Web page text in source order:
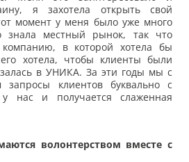
я захотела открыть свой
момент у меня было уже много
знала местный рынок, так что
компанию, в которой хотела бы
хотела, чтобы клиенты были
в УНИКА. За эти годы мы с
запросы клиентов буквально с
у нас и получается слаженная
волонтерством вместе с